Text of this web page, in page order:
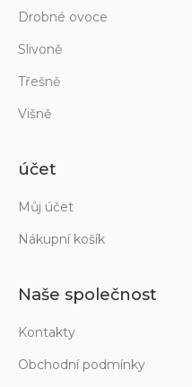
Drobné ovoce
Slivoně
Třešně
Višně
účet
Můj účet
Nákupní košík
Naše společnost
Kontakty
Obchodní podmínky